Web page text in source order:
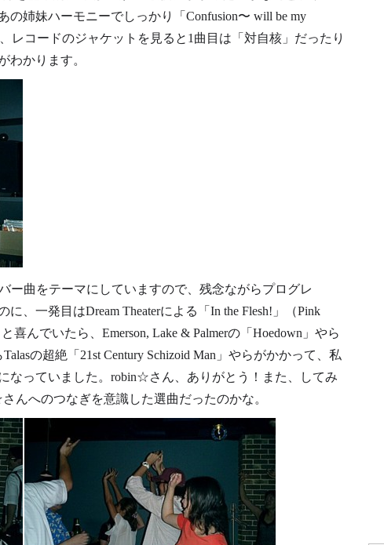
の姉妹ハーモニーでしっかり「Confusion〜 will be my
レコードのジャケットを見ると1曲目は「対自核」だったり
わかります。
ー曲をテーマにしていますので、残念ながらプログレ
、一発目はDream Theaterによる「In the Flesh!」（Pink
んでいたら、Emerson, Lake & Palmerの「Hoedown」やら
の超絶「21st Century Schizoid Man」やらがかかって、私
なっていました。robin☆さん、ありがとう！また、してみ
んへのつなぎを意識した選曲だったのかな。